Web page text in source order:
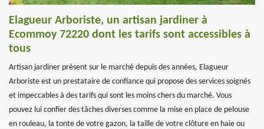
Elagueur Arboriste, un artisan jardiner à
Ecommoy 72220 dont les tarifs sont accessibles à
tous
Artisan jardiner présent sur le marché depuis des années, Elagueur
Arboriste est un prestataire de confiance qui propose des services soignés
et impeccables à des tarifs qui sont les moins chers du marché. Vous
pouvez lui confier des tâches diverses comme la mise en place de pelouse
en rouleau, la tonte de votre gazon, la taille de votre clôture en haie ou